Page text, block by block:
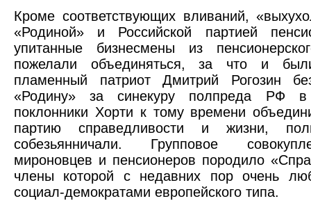
Кроме соответствующих вливаний,
«Родиной» и Российской партией
упитанные бизнесмены из
пожелали объединяться, за что и
пламенный патриот Дмитрий Рогозин
«Родину» за синекуру полпреда РФ
поклонники Хорти к тому времени
партию справедливости и жизни,
собезьянничали. Групповое
мироновцев и пенсионеров породило
члены которой с недавних пор очень
социал-демократами европейского типа.